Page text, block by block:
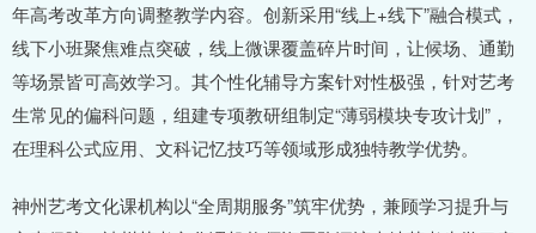
年高考改革方向调整教学内容。创新采用“线上+线下”融合模式，
线下小班聚焦难点突破，线上微课覆盖碎片时间，让候场、通勤
等场景皆可高效学习。其个性化辅导方案针对性极强，针对艺考
生常见的偏科问题，组建专项教研组制定“薄弱模块专攻计划”，
在理科公式应用、文科记忆技巧等领域形成独特教学优势。
神州艺考文化课机构以“全周期服务”筑牢优势，兼顾学习提升与